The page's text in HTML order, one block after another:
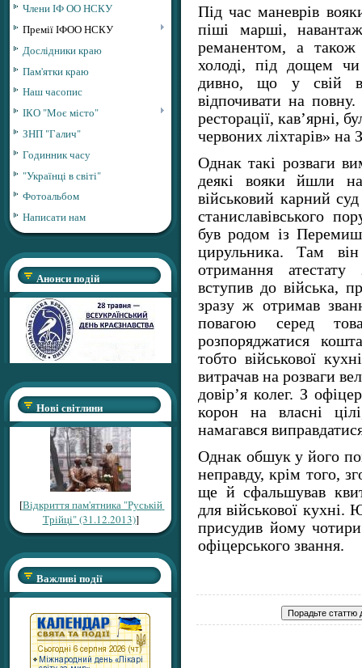
Члени ІФ ОО НСКУ
Премії ІФОО НСКУ
Дослідники краю
Пам'ятки краю
Наш часопис
ІКО "Моє місто"
ЗНП "Галич"
Годинник часу
"Українці в світі"
Фотоальбом
Написати нам
Анонси подій
Нові світлини
[Відкриття пам'ятника "Руській
Трійці" (31.12.2013)]
Важливі події
Під час маневрів
піші марші,
реманентом, а
холоді, під дощем
дивно, що у свій
відпочивати на
ресторації, кав’ярні,
червоних ліхтарів» на
Однак такі розваги
деякі вояки йшли
військовий карний
станиславівського
був родом із
цирульника. Там
отримання атестату
вступив до війська,
зразу ж отримав
повагою серед
розпоряджатися
тобто військової
витрачав на розваги
довір’я колег. З
корон на власні
намагався
Однак обшук у його
неправду, крім того,
ще й сфальшував
для військової
присудив йому
офіцерського звання.